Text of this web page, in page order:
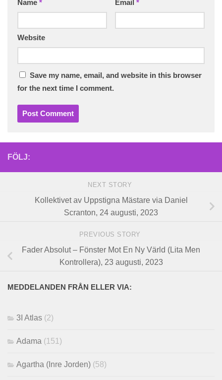
Name * Email *
Website
Save my name, email, and website in this browser
for the next time I comment.
FÖLJ:
NEXT STORY
Kollektivet av Uppstigna Mästare via Daniel
Scranton, 24 augusti, 2023
PREVIOUS STORY
Fader Absolut – Fönster Mot En Ny Värld (Lita Men
Kontrollera), 23 augusti, 2023
MEDDELANDEN FRÅN ELLER VIA:
3I Atlas (2)
Adama (151)
Agartha (Inre Jorden) (58)